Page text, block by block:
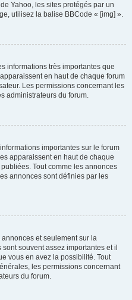
Yahoo, les sites protégés par un
utilisez la balise BBCode « [img] ».
informations très importantes que
en haut de chaque forum
Les permissions concernant les
administrateurs du forum.
importantes sur le forum
apparaissent en haut de chaque
Tout comme les annonces
annonces sont définies par les
et seulement sur la
souvent assez importantes et il
vous en avez la possibilité. Tout
les permissions concernant
du forum.